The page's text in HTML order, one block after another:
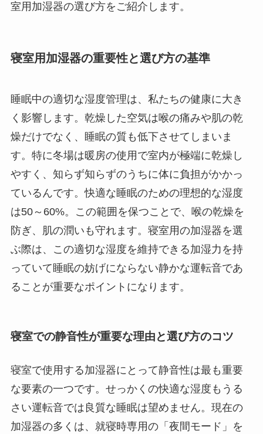
室用加湿器の選び方をご紹介します。
寝室用加湿器の重要性と選び方の基準
睡眠中の適切な湿度管理は、私たちの健康に大き
く影響します。乾燥した空気は喉の痛みや肌の乾
燥だけでなく、睡眠の質も低下させてしまいま
す。特に冬場は暖房の使用で室内が極端に乾燥し
やすく、知らず知らずのうちに体に負担がかかっ
ているんです。快適な睡眠のための理想的な湿度
は50～60%。この範囲を保つことで、喉の乾燥を
防ぎ、肌の潤いも守れます。寝室用の加湿器を選
ぶ際は、この適切な湿度を維持できる加湿力を持
っていて睡眠の妨げにならない静かな運転音であ
ることが重要なポイントになります。
寝室での静音性が重要な理由と選び方のコツ
寝室で使用する加湿器にとって静音性は最も重要
な要素の一つです。せっかくの快適な湿度もうる
さい運転音では良質な睡眠は望めません。現在の
加湿器の多くは、就寝時専用の「夜間モード」を